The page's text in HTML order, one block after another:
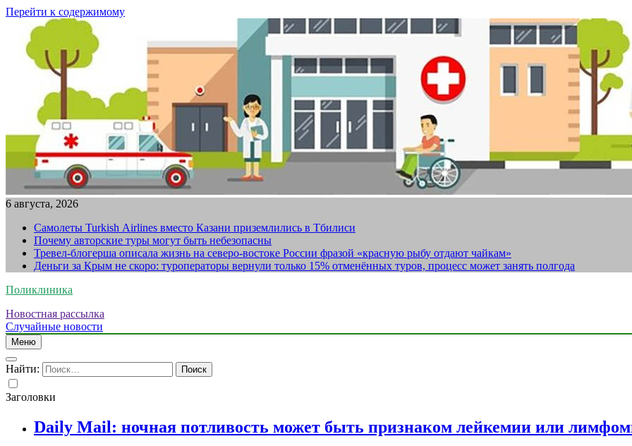
Перейти к содержимому
6 августа, 2026
Самолеты Turkish Airlines вместо Казани приземлились в Тбилиси
Почему авторские туры могут быть небезопасны
Тревел-блогерша описала жизнь на северо-востоке России фразой «красную рыбу отдают чайкам»
Деньги за Крым не скоро: туроператоры вернули только 15% отменённых туров, процесс может занять полгода
Поликлиника
Новостная рассылка
Случайные новости
Меню
Найти:
Заголовки
Daily Mail: ночная потливость может быть признаком лейкемии или